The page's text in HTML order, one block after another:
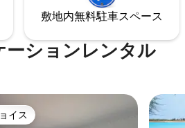
ています。
所に
敷地内無料駐⁠車ス⁠ペ⁠ー⁠ス
ションレンタル
トチョイスです。
イス